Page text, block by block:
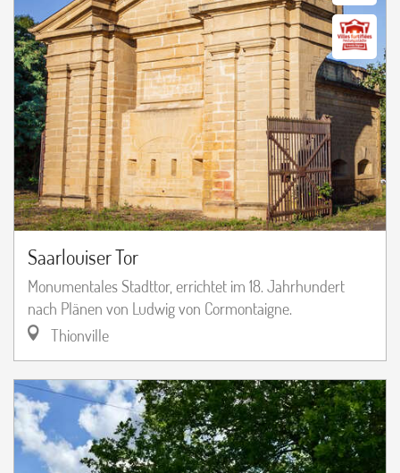
Saarlouiser Tor
Monumentales Stadttor, errichtet im 18. Jahrhundert
nach Plänen von Ludwig von Cormontaigne.
Thionville